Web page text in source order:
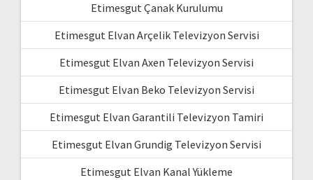
Etimesgut Çanak Kurulumu
Etimesgut Elvan Arçelik Televizyon Servisi
Etimesgut Elvan Axen Televizyon Servisi
Etimesgut Elvan Beko Televizyon Servisi
Etimesgut Elvan Garantili Televizyon Tamiri
Etimesgut Elvan Grundig Televizyon Servisi
Etimesgut Elvan Kanal Yükleme